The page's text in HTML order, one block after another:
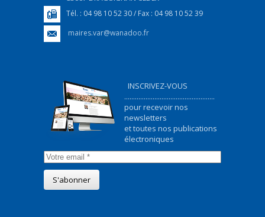
Tél. : 04 98 10 52 30 / Fax : 04 98 10 52 39
maires.var@wanadoo.fr
INSCRIVEZ-VOUS
...................................................
pour recevoir nos
newsletters
et toutes nos publications
électroniques